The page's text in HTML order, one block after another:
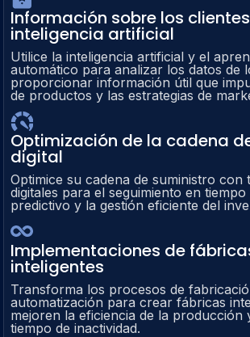
Información sobre los
inteligencia artificial
Utilice la inteligencia artificial y el
automático para analizar los datos de
proporcionar información útil que
de productos y las estrategias de
Optimización de la cadena
digital
Optimice su cadena de suministro con
digitales para el seguimiento en
predictivo y la gestión eficiente del
Implementaciones de
inteligentes
Transforma los procesos de
automatización para crear fábricas
mejoren la eficiencia de la producción
tiempo de inactividad.